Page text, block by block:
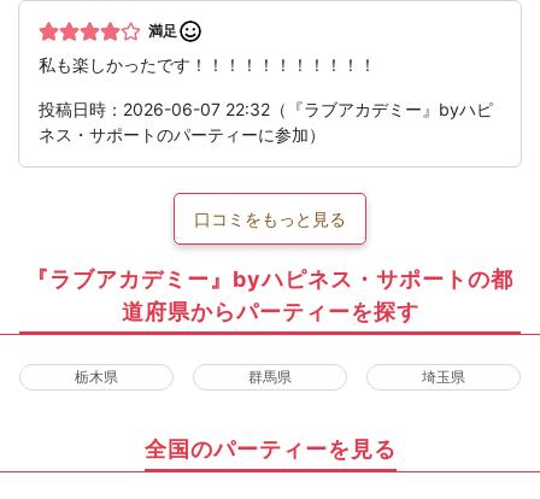
満足
私も楽しかったです！！！！！！！！！！！
投稿日時：2026-06-07 22:32（『ラブアカデミー』byハピ
ネス・サポートのパーティーに参加）
口コミをもっと見る
『ラブアカデミー』byハピネス・サポートの都
道府県からパーティーを探す
栃木県 群馬県 埼玉県
全国のパーティーを見る